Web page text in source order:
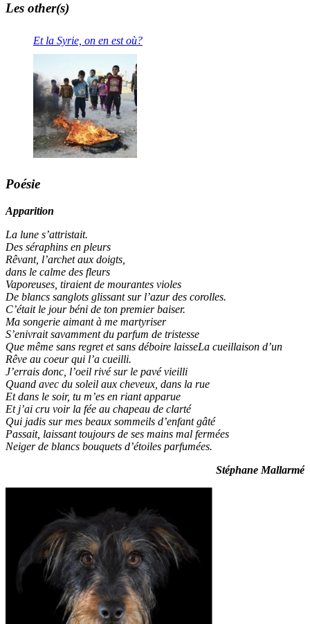
Les other(s)
Et la Syrie, on en est où?
Poésie
Apparition
La lune s’attristait.
Des séraphins en pleurs
Rêvant, l’archet aux doigts,
dans le calme des fleurs
Vaporeuses, tiraient de mourantes violes
De blancs sanglots glissant sur l’azur des corolles.
C’était le jour béni de ton premier baiser.
Ma songerie aimant à me martyriser
S’enivrait savamment du parfum de tristesse
Que même sans regret et sans déboire laisseLa cueillaison d’un
Rêve au coeur qui l’a cueilli.
J’errais donc, l’oeil rivé sur le pavé vieilli
Quand avec du soleil aux cheveux, dans la rue
Et dans le soir, tu m’es en riant apparue
Et j’ai cru voir la fée au chapeau de clarté
Qui jadis sur mes beaux sommeils d’enfant gâté
Passait, laissant toujours de ses mains mal fermées
Neiger de blancs bouquets d’étoiles parfumées.
Stéphane Mallarmé